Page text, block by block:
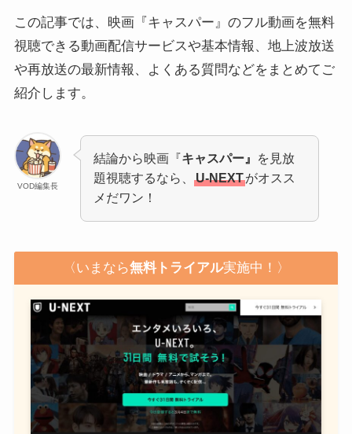
この記事では、映画『キャスパー』のフル動画を無料
視聴できる動画配信サービスや基本情報、地上波放送
や再放送の最新情報、よくある質問などをまとめてご
紹介します。
VOD編集長
結論から映画『キャスパー』
を見放
題視聴するなら、U-NEXTがオスス
メだワン！
〈いまなら無料トライアル実施中！〉